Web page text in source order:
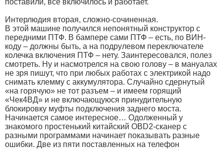
Интерлюдия вторая, сложно-сочиненная.
В этой машине получился непонятный конструктор с
передними ПТФ. В бампере сами ПТФ – есть, по ВИН-
коду – должны быть, а на подрулевом переключателе
колечка включения ПТФ – нету. Заинтересовался, полез
смотреть. Ну и насмотрелся на свою голову – в мануалах
не зря пишут, что при любых работах с электрикой надо
снимать клемму с аккумулятора. Случайно сдернутый
«на горячую» не тот разъем – и имеем горящий
«Чек4ВД» и не включающуюся принудительную
блокировку муфты подключения заднего моста.
Начинается самое интересное… Одолженный у
знакомого простенький китайский OBD2-сканер с
разными программами начинает показывать разные
ошибки. Две из пяти поставленных на телефон